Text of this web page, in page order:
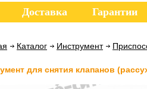
Доставка Гарантии
Каталог Инструмент
для снятия клапанов